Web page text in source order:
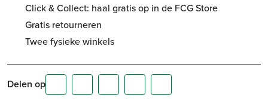
Click & Collect: haal gratis op in de FCG Store
Gratis retourneren
Twee fysieke winkels
Delen op